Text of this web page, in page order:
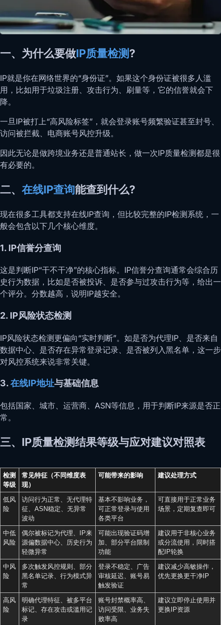
一、为什么要做IP质量检测?
IP就是你在网络世界的“身份证”。如果这个身份证被很多人滥
用，比如用于垃圾注册、攻击行为、刷量等，它的信誉就会下
降。
一旦IP被打上“高风险标签”，就会登录账号频繁验证甚至封号、
访问被拦截、电商账号风控升级。
因此无论是做跨境业务还是普通站长，做一次IP质量检测都是很
有必要的。
二、 在线IP查询能查到什么?
现在很多工具都支持在线IP查询，但比较完整的IP检测系统，一
般会包含以下几个核心维度。
1. IP信誉分查询
这是判断IP“干不干净”的核心指标。IP信誉分查询通常会综合历
史行为数据，比如是否被投诉、是否参与过攻击行为等，给出一
个评分。分数越高，说明IP越安全。
2. IP风险状态检测
IP风险状态检测更偏向“实时判断”。如是否为代理IP、是否来自
数据中心、是否存在异常登录记录、是否被列入黑名单，这一步
对风控系统来说非常关键。
3.在线IP地址与基础信息
包括国家、城市、运营商、ASN等信息，用于判断IP来源是否正
常。
三、IP质量检测结果等级与应对建议对照表
检测
等级
常见特征（不同维度表
现）
可能带来的影响 建议处理方式
低风
险
访问行为正常、无代理特
征、ASN稳定、无异常
波动
基本不影响业务，
可正常登录与使用
各类平台
可直接用于正常业务
场景，定期复查即可
中低
风险
偶尔被标记为代理、IP来
源偏数据中心、历史行为
轻微异常
可能出现验证码增
加、部分平台限制
功能
建议用于非核心业务
或分流使用，同时搭
配IP轮换
中风
险
多次触发风控规则、部分
黑名单记录、行为模式异
常
登录不稳定、广告
审核延迟、账号易
触发验证
建议减少高敏操作，
优先更换更干净IP
高风
险
明确代理特征、被多平台
标记、存在攻击或滥用记
录
账号封禁概率高、
访问受限、业务失
败率高
建议立即停止使用并
更换IP资源